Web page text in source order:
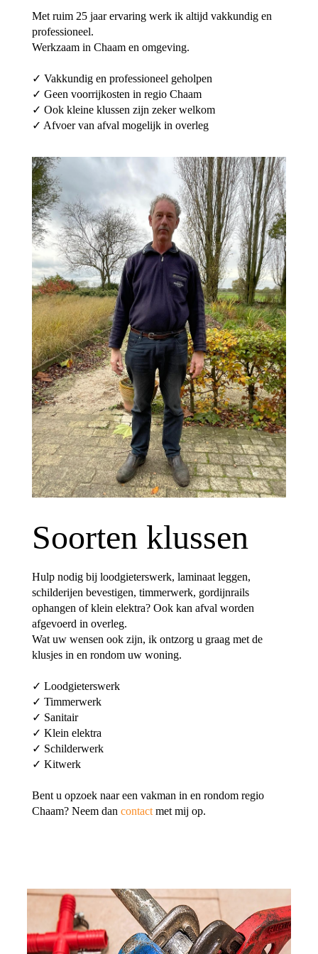
Met ruim 25 jaar ervaring werk ik altijd vakkundig en
professioneel.
Werkzaam in Chaam en omgeving.
✓ Vakkundig en professioneel geholpen
✓ Geen voorrijkosten in regio Chaam
✓ Ook kleine klussen zijn zeker welkom
✓ Afvoer van afval mogelijk in overleg
Soorten klussen
Hulp nodig bij loodgieterswerk, laminaat leggen,
schilderijen bevestigen, timmerwerk, gordijnrails
ophangen of klein elektra? Ook kan afval worden
afgevoerd in overleg.
Wat uw wensen ook zijn, ik ontzorg u graag met de
klusjes in en rondom uw woning.
✓ Loodgieterswerk
✓ Timmerwerk
✓ Sanitair
✓ Klein elektra
✓ Schilderwerk
✓ Kitwerk
Bent u opzoek naar een vakman in en rondom regio
Chaam? Neem dan contact met mij op.